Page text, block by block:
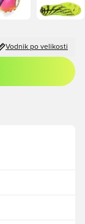
Vodnik po velikosti